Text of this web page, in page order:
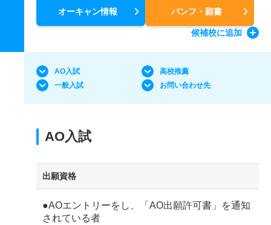
オーキャン情報 パンフ・願書
候補校に追加
AO入試
高校推薦
一般入試
お問い合わせ先
AO入試
出願資格
●AOエントリーをし、「AO出願許可書」を通知
されている者